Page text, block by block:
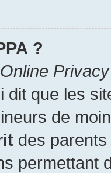
?
dit que les
de
des parents
permettant